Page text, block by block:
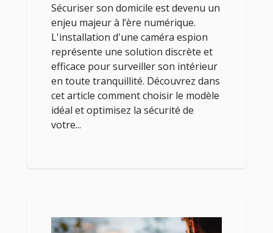
Sécuriser son domicile est devenu un
enjeu majeur à l’ère numérique.
L'installation d'une caméra espion
représente une solution discrète et
efficace pour surveiller son intérieur
en toute tranquillité. Découvrez dans
cet article comment choisir le modèle
idéal et optimisez la sécurité de
votre...